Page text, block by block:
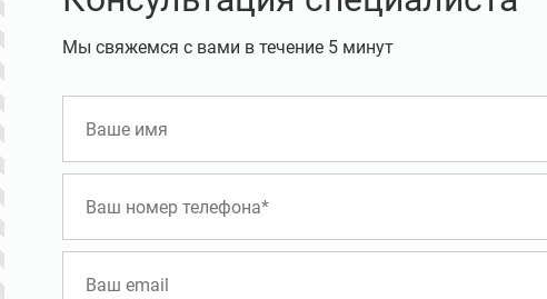
Мы свяжемся с вами в течение 5 минут